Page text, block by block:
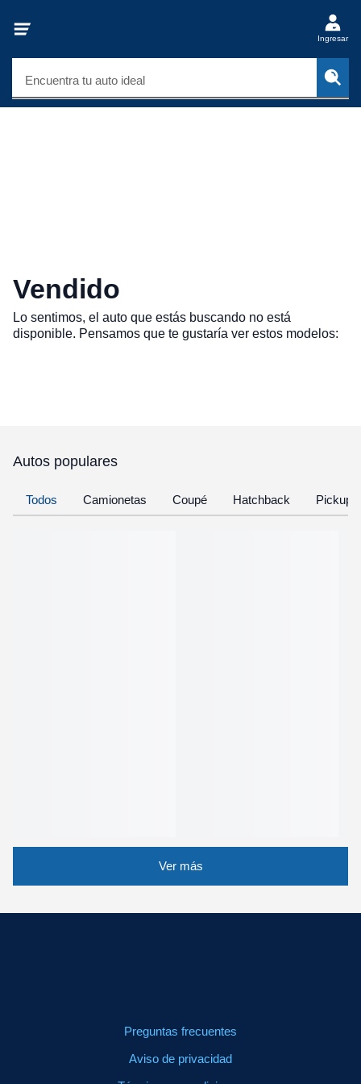
Ingresar
Encuentra tu auto ideal
Vendido
Lo sentimos, el auto que estás buscando no está
disponible. Pensamos que te gustaría ver estos modelos:
Autos populares
Todos Camionetas Coupé Hatchback Pickup
Ver más
Preguntas frecuentes
Aviso de privacidad